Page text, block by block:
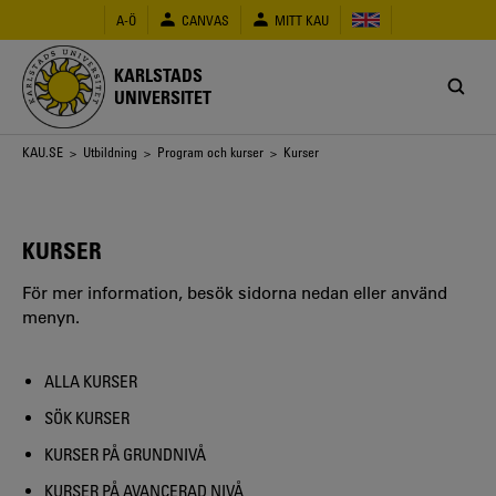
huvudinnehåll
A-Ö CANVAS MITT KAU
KARLSTADS
UNIVERSITET
Länkstig
KAU.SE > Utbildning > Program och kurser > Kurser
KURSER
För mer information, besök sidorna nedan eller använd
menyn.
ALLA KURSER
SÖK KURSER
KURSER PÅ GRUNDNIVÅ
KURSER PÅ AVANCERAD NIVÅ